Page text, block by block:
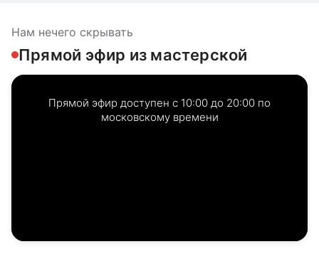
Нам нечего скрывать
Прямой эфир из мастерской
Прямой эфир доступен с 10:00 до 20:00 по
московскому времени